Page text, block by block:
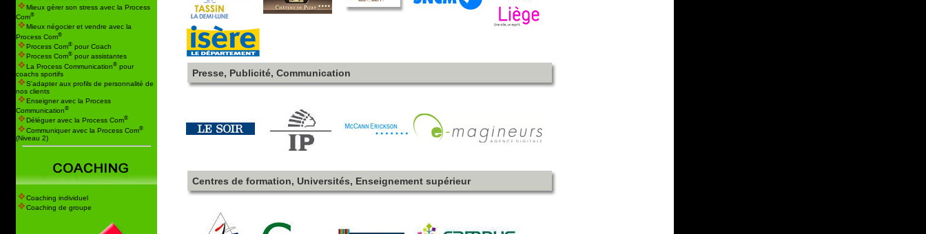
Mieux gérer son stress avec la Process
Com®
Mieux négocier et vendre avec la
Process Com®
Process Com® pour Coach
Process Com® pour assistantes
La Process Communication® pour
coachs sportifs
S'adapter aux profils de personnalité de
nos clients
Enseigner avec la Process
Communication®
Déléguer avec la Process Com®
Communiquer avec la Process Com®
(Niveau 2)
Coaching individuel
Coaching de groupe
Presse, Publicité, Communication
Centres de formation, Universités, Enseignement supérieur